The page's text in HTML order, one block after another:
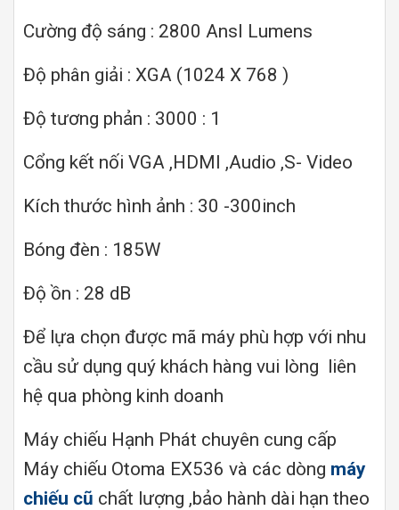
Cường độ sáng : 2800 AnsI Lumens
Độ phân giải : XGA (1024 X 768 )
Độ tương phản : 3000 : 1
Cổng kết nối VGA ,HDMI ,Audio ,S- Video
Kích thước hình ảnh : 30 -300inch
Bóng đèn : 185W
Độ ồn : 28 dB
Để lựa chọn được mã máy phù hợp với nhu
cầu sử dụng quý khách hàng vui lòng liên
hệ qua phòng kinh doanh
Máy chiếu Hạnh Phát chuyên cung cấp
Máy chiếu Otoma EX536 và các dòng máy
chiếu cũ chất lượng ,bảo hành dài hạn theo